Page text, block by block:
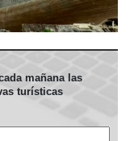
mañana las
turísticas